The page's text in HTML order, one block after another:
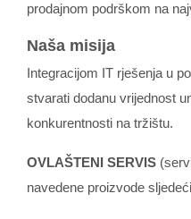
prodajnom podrškom na
Naša misija
Integracijom IT rješenja u
stvarati dodanu vrijednost
konkurentnosti na tržištu.
OVLAŠTENI SERVIS
navedene proizvode